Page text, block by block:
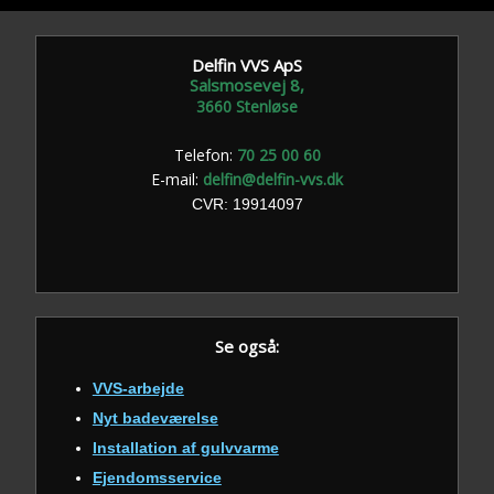
Delfin VVS ApS
Salsmosevej 8,
​3660 Stenløse
Telefon: 70 25 00 60
E-mail: delfin@delfin-vvs.dk
​CVR: 19914097
Se også:
VVS-arbejde
Nyt badeværelse
Installation af gulvvarme
Ejendomsservice